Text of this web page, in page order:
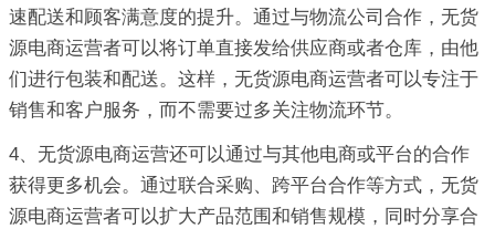
速配送和顾客满意度的提升。通过与物流公司合作，无货
源电商运营者可以将订单直接发给供应商或者仓库，由他
们进行包装和配送。这样，无货源电商运营者可以专注于
销售和客户服务，而不需要过多关注物流环节。
4、无货源电商运营还可以通过与其他电商或平台的合作
获得更多机会。通过联合采购、跨平台合作等方式，无货
源电商运营者可以扩大产品范围和销售规模，同时分享合